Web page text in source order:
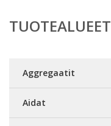
TUOTEALUEET
Aggregaatit
Aidat